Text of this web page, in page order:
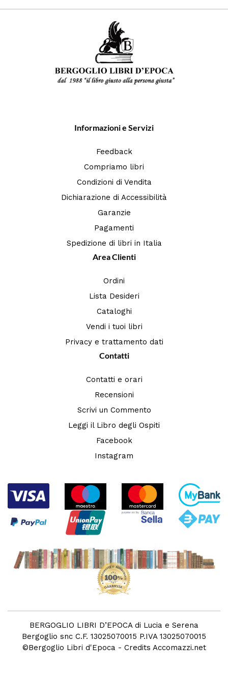
Informazioni e Servizi
Feedback
Compriamo libri
Condizioni di Vendita
Dichiarazione di Accessibilità
Garanzie
Pagamenti
Spedizione di libri in Italia
Area Clienti
Ordini
Lista Desideri
Cataloghi
Vendi i tuoi libri
Privacy e trattamento dati
Contatti
Contatti e orari
Recensioni
Scrivi un Commento
Leggi il Libro degli Ospiti
Facebook
Instagram
BERGOGLIO LIBRI D’EPOCA di Lucia e Serena
Bergoglio snc C.F. 13025070015 P.IVA 13025070015
©Bergoglio Libri d'Epoca - Credits Accomazzi.net